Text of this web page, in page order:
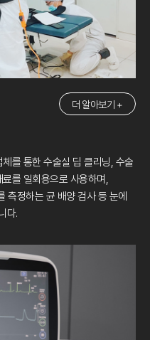
를 통한 수술실 딥 클리닝, 수술
를 일회용으로 사용하며,
측정하는 균 배양 검사 등 눈에
다.
더 알아보기 +